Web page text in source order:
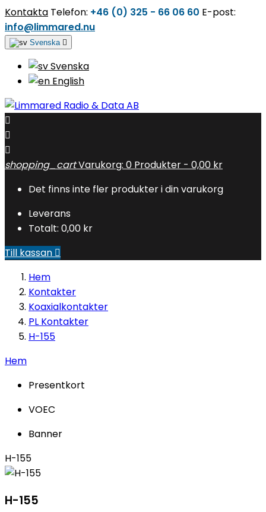
Kontakta Telefon: +46 (0) 325 - 66 06 60 E-post:
info@limmared.nu
Svenska 
Svenska
English



shopping_cartVarukorg: 0 Produkter - 0,00 kr
Det finns inte fler produkter i din varukorg
Leverans
Totalt: 0,00 kr
Till kassan 
Hem
Kontakter
Koaxialkontakter
PL Kontakter
H-155
Hem
Presentkort
VOEC
Banner
H-155
H-155